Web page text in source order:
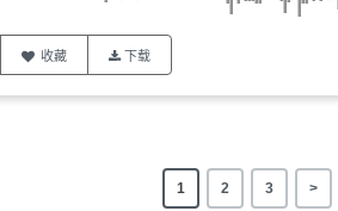
收藏 下载
1 2 3 >